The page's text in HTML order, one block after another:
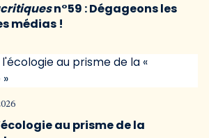
n°59 : Dégageons les
médias !
au prisme de la